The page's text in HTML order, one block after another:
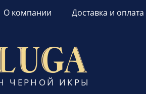
О компании Доставка и оплата
ЧЕРНОЙ ИКРЫ